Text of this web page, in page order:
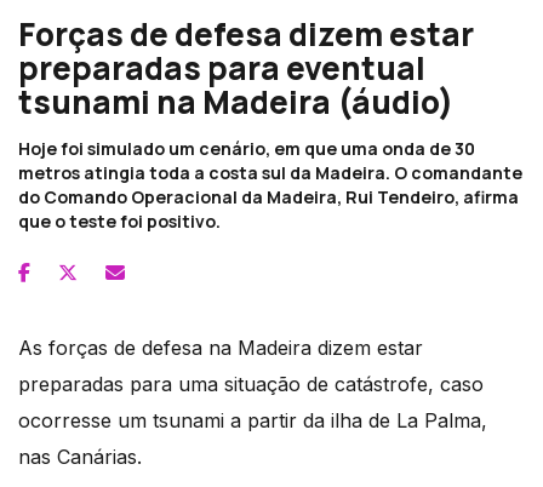
Forças de defesa dizem estar
preparadas para eventual
tsunami na Madeira (áudio)
Hoje foi simulado um cenário, em que uma onda de 30
metros atingia toda a costa sul da Madeira. O comandante
do Comando Operacional da Madeira, Rui Tendeiro, afirma
que o teste foi positivo.
As forças de defesa na Madeira dizem estar
preparadas para uma situação de catástrofe, caso
ocorresse um tsunami a partir da ilha de La Palma,
nas Canárias.